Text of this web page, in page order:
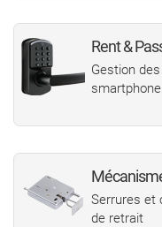
Rent &
Gestion
Serrures et
de retrait